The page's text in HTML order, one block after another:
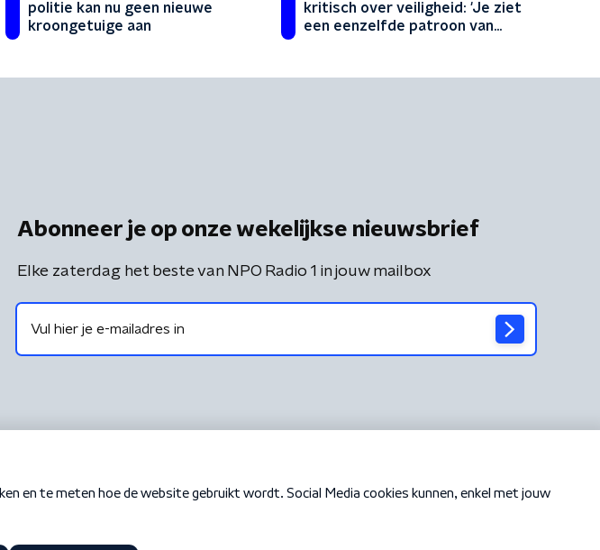
politie kan nu geen nieuwe
kroongetuige aan
kritisch over veiligheid: 'Je ziet
een eenzelfde patroon van
Abonneer je op onze wekelijkse nieuwsbrief
Elke zaterdag het beste van NPO Radio 1 in jouw mailbox